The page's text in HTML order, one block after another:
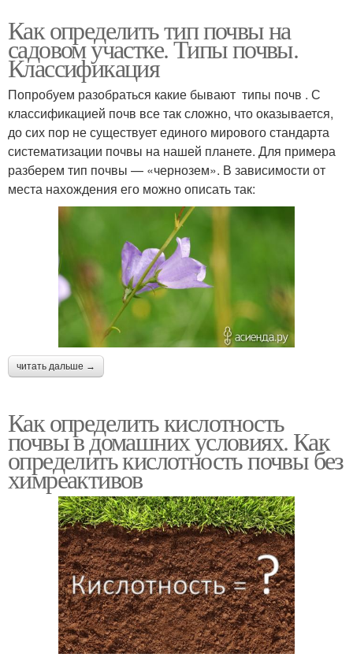
Как определить тип почвы на
садовом участке. Типы почвы.
Классификация
Попробуем разобраться какие бывают типы почв . С
классификацией почв все так сложно, что оказывается,
до сих пор не существует единого мирового стандарта
систематизации почвы на нашей планете. Для примера
разберем тип почвы — «чернозем». В зависимости от
места нахождения его можно описать так:
читать дальше →
Как определить кислотность
почвы в домашних условиях. Как
определить кислотность почвы без
химреактивов